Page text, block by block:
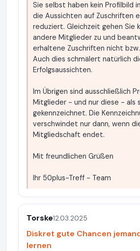
Sie selbst haben kein Profilbild
die Aussichten auf Zuschriften
reduziert. Gleichzeit gehen Sie
andere Mitglieder zu und
erhaltene Zuschriften nicht
Auch dies schmälert natürlich
Erfolgsaussichten.
Im Übrigen sind ausschließlich
Mitglieder - und nur diese - als
gekennzeichnet. Die
verschwindet nur dann, wenn
Mitgliedschaft endet.
Mit freundlichen Grüßen
Ihr 50plus-Treff - Team
Torske12.03.2025
Diskret gute Chancen
lernen